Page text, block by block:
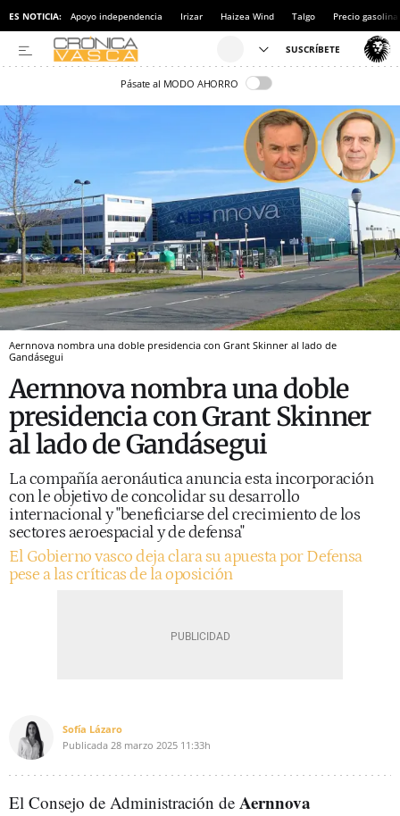
ES NOTICIA: Apoyo independencia Irizar Haizea Wind Talgo Precio gasolina
Pásate al MODO AHORRO
Aernnova nombra una doble presidencia con Grant Skinner al lado de
Gandásegui
Aernnova nombra una doble
presidencia con Grant Skinner
al lado de Gandásegui
La compañía aeronáutica anuncia esta incorporación
con le objetivo de concolidar su desarrollo
internacional y "beneficiarse del crecimiento de los
sectores aeroespacial y de defensa"
El Gobierno vasco deja clara su apuesta por Defensa
pese a las críticas de la oposición
Sofía Lázaro
Publicada 28 marzo 2025 11:33h
El Consejo de Administración de Aernnova